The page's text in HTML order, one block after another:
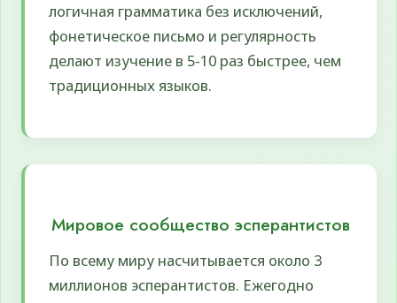
логичная грамматика без исключений,
фонетическое письмо и регулярность
делают изучение в 5-10 раз быстрее, чем
традиционных языков.
Мировое сообщество эсперантистов
По всему миру насчитывается около 3
миллионов эсперантистов. Ежегодно